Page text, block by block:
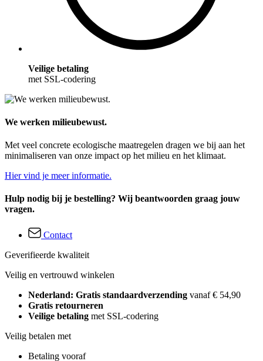
Veilige betaling
met SSL-codering
We werken milieubewust.
Met veel concrete ecologische maatregelen dragen we bij aan het
minimaliseren van onze impact op het milieu en het klimaat.
Hier vind je meer informatie.
Hulp nodig bij je bestelling? Wij beantwoorden graag jouw
vragen.
Contact
Geverifieerde kwaliteit
Veilig en vertrouwd winkelen
Nederland: Gratis standaardverzending vanaf € 54,90
Gratis retourneren
Veilige betaling met SSL-codering
Veilig betalen met
Betaling vooraf